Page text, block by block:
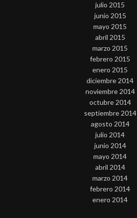
julio 2015
junio 2015
mayo 2015
abril 2015
marzo 2015
febrero 2015
enero 2015
diciembre 2014
noviembre 2014
octubre 2014
septiembre 2014
agosto 2014
julio 2014
junio 2014
mayo 2014
abril 2014
marzo 2014
febrero 2014
enero 2014